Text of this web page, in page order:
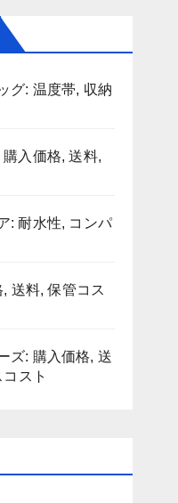
グ: 温度帯, 収納
入価格, 送料,
: 耐水性, コンパ
送料, 保管コス
ズ: 購入価格, 送
スト